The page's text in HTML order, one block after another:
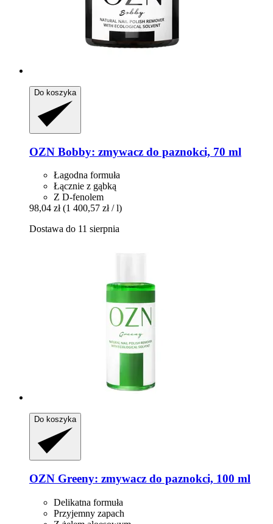
Do koszyka
OZN Bobby: zmywacz do paznokci, 70 ml
Łagodna formuła
Łącznie z gąbką
Z D-fenolem
98,04 zł (1 400,57 zł / l)
Dostawa do 11 sierpnia
Do koszyka
OZN Greeny: zmywacz do paznokci, 100 ml
Delikatna formuła
Przyjemny zapach